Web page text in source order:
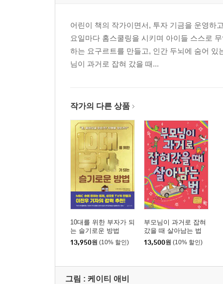
어린이 책의 작가이면서, 투자 기금을 운영하
요일마다 홈스쿨링을 시키며 아이들 스스로
하는 요구르트를 만들고, 인간 두뇌에 숨어
님이 과거로 잡혀 갔을 때...
작가의 다른 상품
10대를 위한 부자가 되
는 슬기로운 방법
13,950원 (10% 할인)
부모님이 과거로 잡혀
갔을 때 살아남는 법
13,500원 (10% 할인)
그림 : 케이티 애비